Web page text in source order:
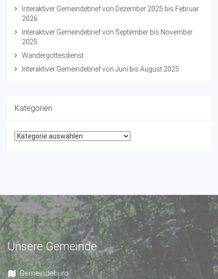
Interaktiver Gemeindebrief von Dezember 2025 bis Februar
2026
Interaktiver Gemeindebrief von September bis November
2025
Wandergottesdienst
Interaktiver Gemeindebrief von Juni bis August 2025
Kategorien
Kategorien
Unsere Gemeinde
Gemeindebüro